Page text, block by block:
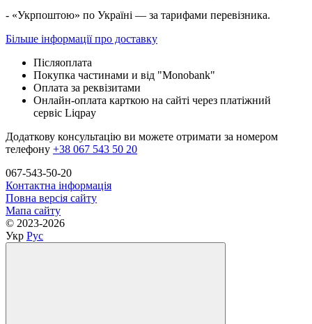
- «Укрпоштою» по Україні — за тарифами перевізника.
Більше інформації про доставку
Післяоплата
Покупка частинами и від "Monobank"
Оплата за реквізитами
Онлайн-оплата карткою на сайті через платіжний
сервіс Liqpay
Додаткову консультацію ви можете отримати за номером
телефону +38 067 543 50 20
067-543-50-20
Контактна інформація
Повна версія сайту
Мапа сайту
© 2023-2026
Укр Рус